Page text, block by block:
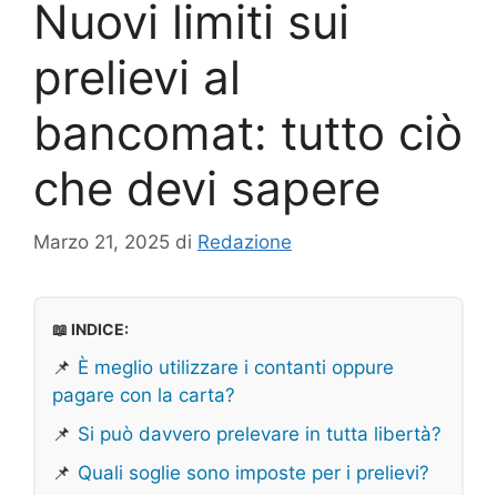
Nuovi limiti sui
prelievi al
bancomat: tutto ciò
che devi sapere
Marzo 21, 2025 di Redazione
📖 INDICE:
📌 È meglio utilizzare i contanti oppure
pagare con la carta?
📌 Si può davvero prelevare in tutta libertà?
📌 Quali soglie sono imposte per i prelievi?